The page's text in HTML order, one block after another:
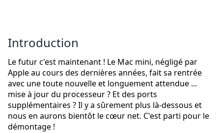
Introduction
Le futur c'est maintenant ! Le Mac mini, négligé par
Apple au cours des dernières années, fait sa rentrée
avec une toute nouvelle et longuement attendue ...
mise à jour du processeur ? Et des ports
supplémentaires ? Il y a sûrement plus là-dessous et
nous en aurons bientôt le cœur net. C'est parti pour le
démontage !